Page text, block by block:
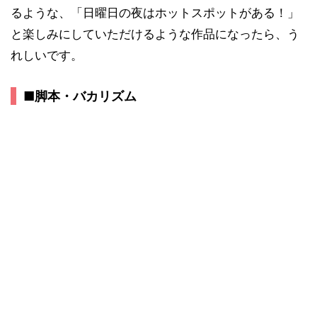
るような、「日曜日の夜はホットスポットがある！」
と楽しみにしていただけるような作品になったら、う
れしいです。
■脚本・バカリズム